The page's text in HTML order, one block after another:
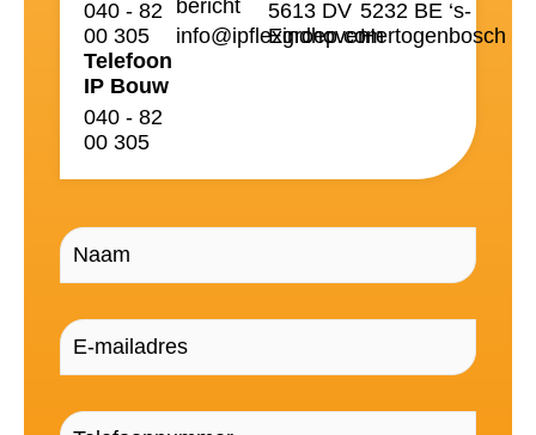
040 - 82
00 305
Telefoon
IP Bouw
040 - 82
00 305
bericht
info@ipflexgroep.com
5613 DV
Eindhoven
5232 BE ‘s-
Hertogenbosch
Naam
E-
mailadres(Vereist)
Telefoonnummer